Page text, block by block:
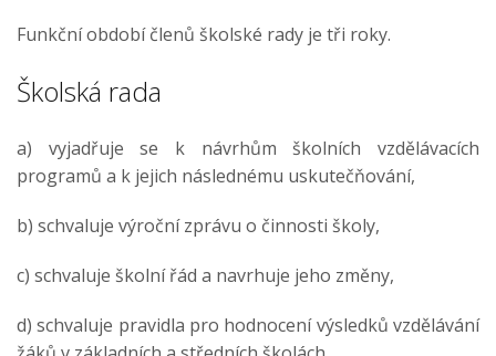
Funkční období členů školské rady je tři roky.
Školská rada
a) vyjadřuje se k návrhům školních vzdělávacích
programů a k jejich následnému uskutečňování,
b) schvaluje výroční zprávu o činnosti školy,
c) schvaluje školní řád a navrhuje jeho změny,
d) schvaluje pravidla pro hodnocení výsledků vzdělávání